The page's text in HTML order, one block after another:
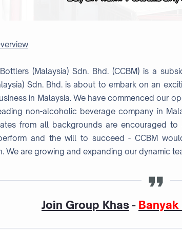
(Malaysia) Sdn. Bhd. (CCBM) is a
Sdn. Bhd. is about to embark on an
in Malaysia. We have commenced our
non-alcoholic beverage company in
from all backgrounds are encouraged
and the will to succeed - CCBM
We are growing and expanding our dynamic
Join Group Khas- Banyak